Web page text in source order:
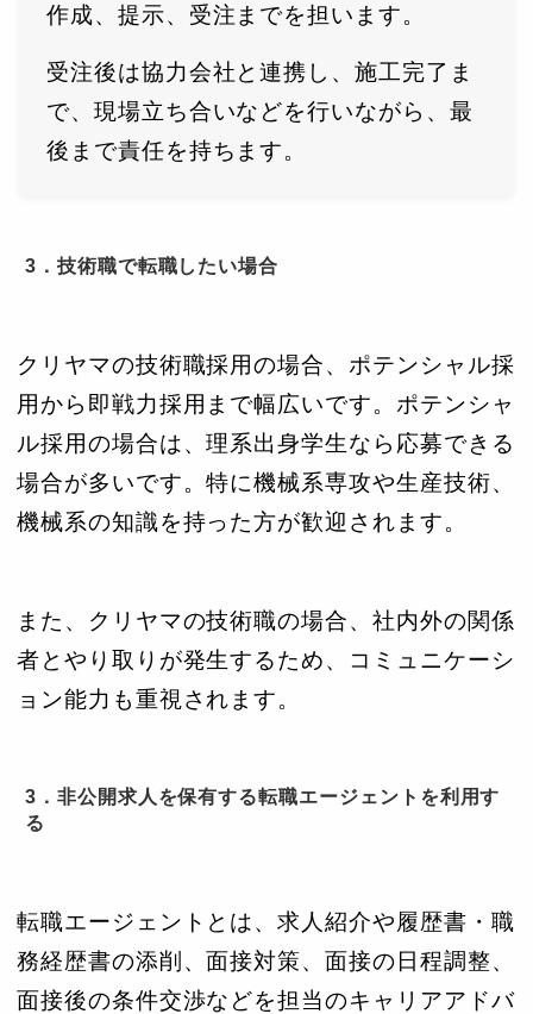
作成、提示、受注までを担います。
受注後は協力会社と連携し、施工完了ま
で、現場立ち合いなどを行いながら、最
後まで責任を持ちます。
3．技術職で転職したい場合
クリヤマの技術職採用の場合、ポテンシャル採
用から即戦力採用まで幅広いです。ポテンシャ
ル採用の場合は、理系出身学生なら応募できる
場合が多いです。特に機械系専攻や生産技術、
機械系の知識を持った方が歓迎されます。
また、クリヤマの技術職の場合、社内外の関係
者とやり取りが発生するため、コミュニケーシ
ョン能力も重視されます。
3．非公開求人を保有する転職エージェントを利用す
る
転職エージェントとは、求人紹介や履歴書・職
務経歴書の添削、面接対策、面接の日程調整、
面接後の条件交渉などを担当のキャリアアドバ